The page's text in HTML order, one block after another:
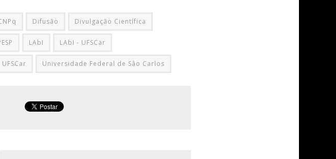
Difusão Divulgação Científica
LAbI LAbI - UFSCar
UFSCar Universidade Federal de Sâo Carlos